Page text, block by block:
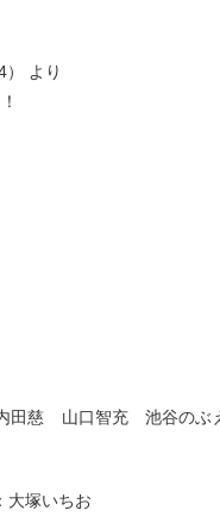
より
田慈 山口智充 池谷のぶ
大塚いちお